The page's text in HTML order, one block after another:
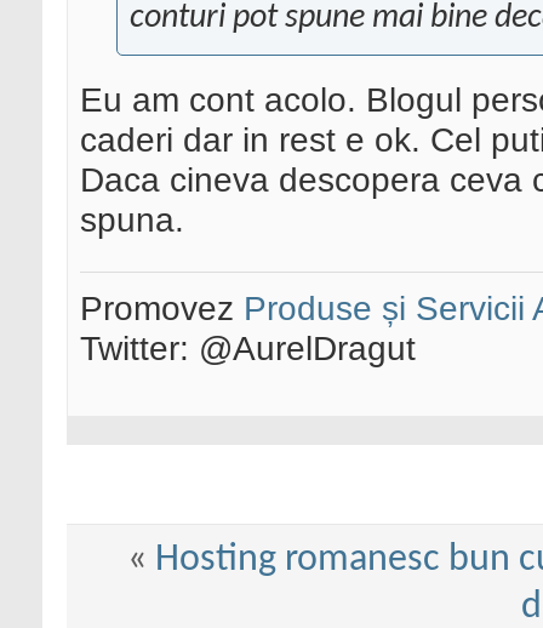
conturi pot spune mai bine
Eu am cont acolo. Blogul
caderi dar in rest e ok. Cel
Daca cineva descopera ceva
spuna.
Promovez Produse și Servicii
Twitter: @AurelDragut
« Hosting romanesc bun